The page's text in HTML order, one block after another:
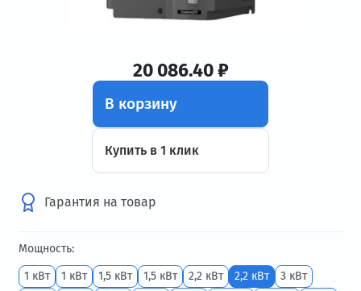
20 086.40 ₽
В корзину
Купить в 1 клик
Гарантия на товар
Мощность:
1 кВт
1 кВт 1,5 кВт 1,5 кВт 2,2 кВт 2,2 кВт
3 кВт